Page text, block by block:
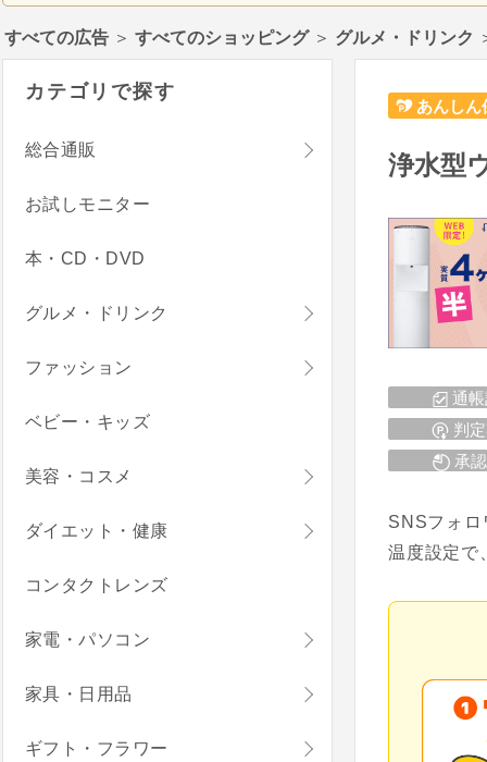
すべての広告 ＞ すべてのショッピング＞ グルメ・ドリンク
あんしん
浄水型
通
判
承
SNSフォロ
温度設定で
カテゴリで探す
総合通販
お試しモニター
本・CD・DVD
グルメ・ドリンク
ファッション
ベビー・キッズ
美容・コスメ
ダイエット・健康
コンタクトレンズ
家電・パソコン
家具・日用品
ギフト・フラワー